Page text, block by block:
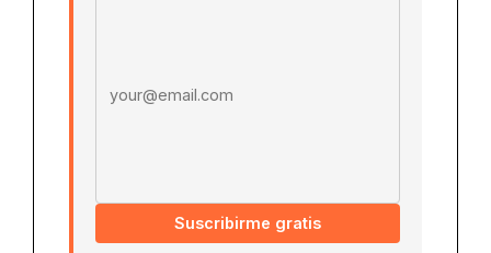
Suscribirme gratis